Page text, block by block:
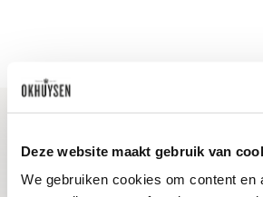
Deze website maakt gebruik van
We gebruiken cookies om content en
Blijf op de hoogte
Ontvang het laatste wijnnieuws,